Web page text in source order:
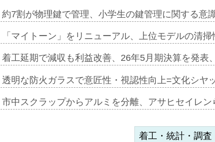
約7割が物理鍵で管理、小学生の鍵管理に関する意
「マイトーン」をリニューアル、上位モデルの清
着工延期で減収も利益改善、26年5月期決算を発
透明な防火ガラスで意匠性・視認性向上=文化シヤ
市中スクラップからアルミを分離、アサヒセイレ
着工・統計・調査